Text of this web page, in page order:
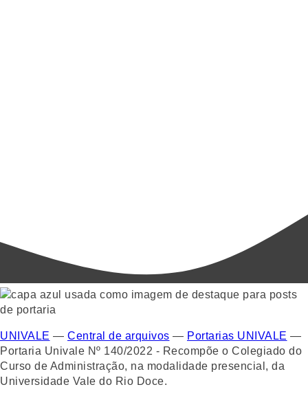
UNIVALE — Central de arquivos — Portarias UNIVALE —
Portaria Univale Nº 140/2022 - Recompõe o Colegiado do
Curso de Administração, na modalidade presencial, da
Universidade Vale do Rio Doce.